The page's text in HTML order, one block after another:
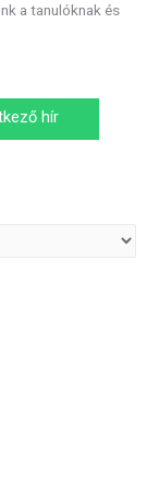
a tanulóknak és
hír